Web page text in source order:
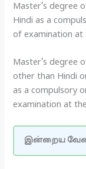
Master’s degree
Hindi as a
of examination at
Master’s degree
other than Hindi
as a compulsory
examination at
இன்றைய